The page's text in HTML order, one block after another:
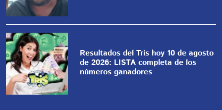
Resultados del Tris hoy 10 de agosto
de 2026: LISTA completa de los
números ganadores